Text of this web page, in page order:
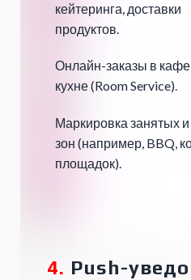
4. Push-
Маркировка занятых
зон (например, BBQ,
площадок).
Онлайн-заказы в
кухне (Room Service).
кейтеринга, доставки
продуктов.